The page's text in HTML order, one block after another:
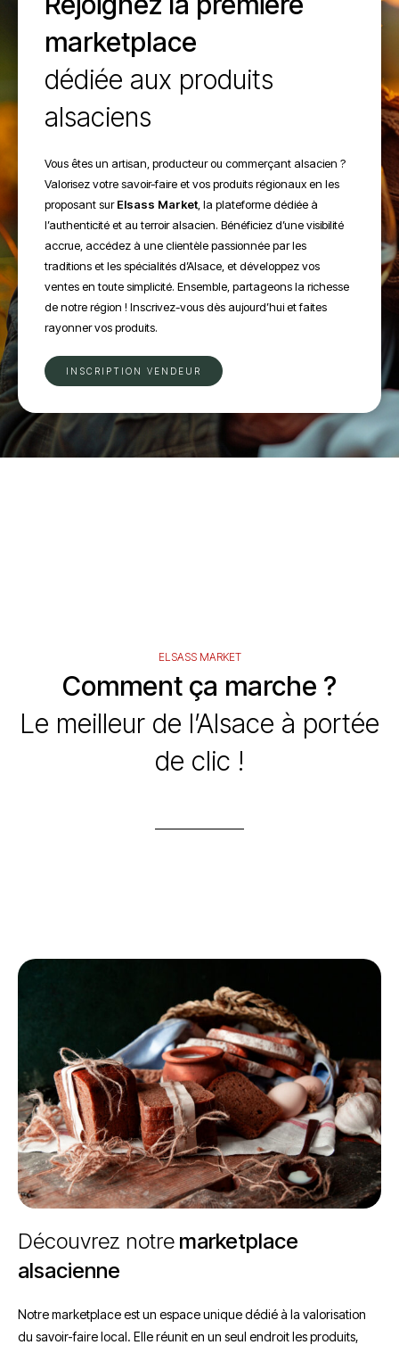
marketplace
dédiée aux produits
alsaciens
Vous êtes un artisan, producteur ou commerçant alsacien ?
Valorisez votre savoir-faire et vos produits régionaux en les
proposant surElsass Market, la plateforme dédiée à
l’authenticité et au terroir alsacien. Bénéficiez d’une visibilité
accrue, accédez à une clientèle passionnée par les
traditions et les spécialités d’Alsace, et développez vos
ventes en toute simplicité. Ensemble, partageons la richesse
de notre région ! Inscrivez-vous dès aujourd’hui et faites
rayonner vos produits.
INSCRIPTION VENDEUR
ELSASS MARKET
Comment ça marche ?
Le meilleur de l’Alsace à portée
de clic !
Découvrez notre marketplace
alsacienne
Notre marketplace est un espace unique dédié à la valorisation
du savoir-faire local. Elle réunit en un seul endroit les produits,